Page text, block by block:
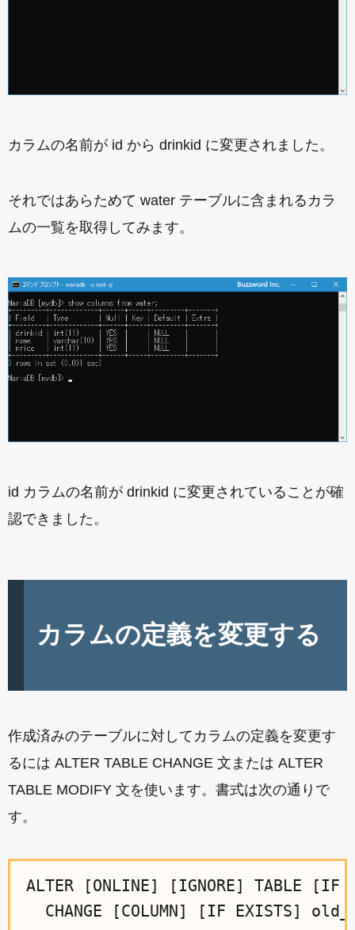
カラムの名前が id から drinkid に変更されました。
それではあらためて water テーブルに含まれるカラ
ムの一覧を取得してみます。
id カラムの名前が drinkid に変更されていることが確
認できました。
カラムの定義を変更する
作成済みのテーブルに対してカラムの定義を変更す
るには ALTER TABLE CHANGE 文または ALTER
TABLE MODIFY 文を使います。書式は次の通りで
す。
ALTER [ONLINE] [IGNORE] TABLE [IF
CHANGE [COLUMN] [IF EXISTS]